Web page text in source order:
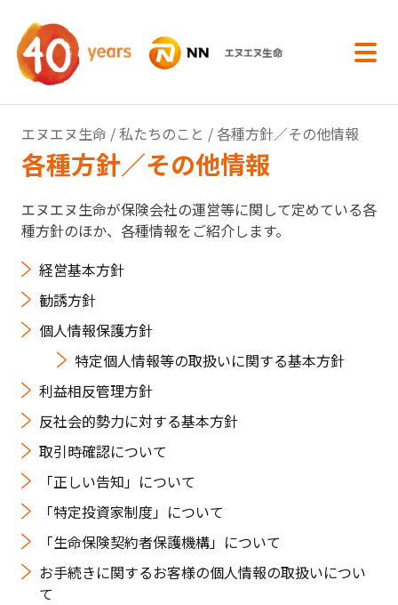
エヌエヌ生命 /私たちのこと / 各種方針／その他情報
各種方針／その他情報
エヌエヌ生命が保険会社の運営等に関して定めている各
種方針のほか、各種情報をご紹介します。
経営基本方針
勧誘方針
個人情報保護方針
特定個人情報等の取扱いに関する基本方針
利益相反管理方針
反社会的勢力に対する基本方針
取引時確認について
「正しい告知」について
「特定投資家制度」について
「生命保険契約者保護機構」について
お手続きに関するお客様の個人情報の取扱いについ
て